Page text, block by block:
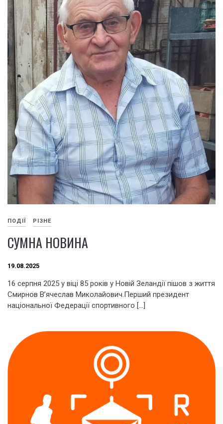
ПОДІЇ РІЗНЕ
СУМНА НОВИНА
19.08.2025
16 серпня 2025 у віці 85 років у Новій Зеландії пішов з життя
Смирнов В’ячеслав Миколайович.Перший президент
національної Федерації спортивного […]